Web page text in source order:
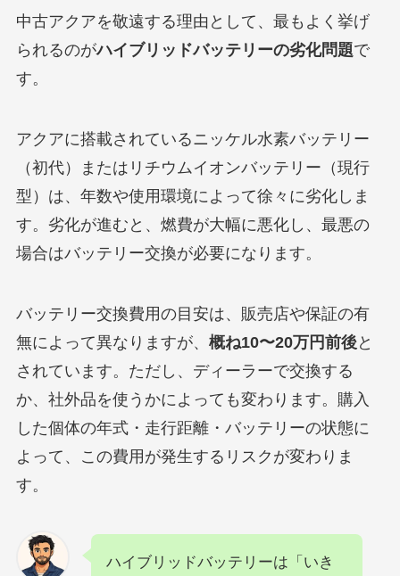
中古アクアを敬遠する理由として、最もよく挙げ
られるのがハイブリッドバッテリーの劣化問題で
す。
アクアに搭載されているニッケル水素バッテリー
（初代）またはリチウムイオンバッテリー（現行
型）は、年数や使用環境によって徐々に劣化しま
す。劣化が進むと、燃費が大幅に悪化し、最悪の
場合はバッテリー交換が必要になります。
バッテリー交換費用の目安は、販売店や保証の有
無によって異なりますが、 概ね10〜20万円前後と
されています。ただし、ディーラーで交換する
か、社外品を使うかによっても変わります。購入
した個体の年式・走行距離・バッテリーの状態に
よって、この費用が発生するリスクが変わりま
す。
ハイブリッドバッテリーは「いき